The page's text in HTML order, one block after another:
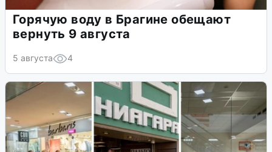
Горячую воду в Брагине обещают
вернуть 9 августа
5 августа 4